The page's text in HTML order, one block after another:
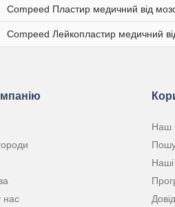
Compeed Пластир медичний від
Compeed Лейкопластир медичний
нас
Наш
Наші